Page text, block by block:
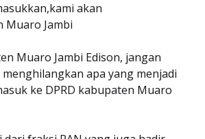
akan
Muaro Jambi
Muaro Jambi Edison, jangan
apa yang menjadi
ke DPRD kabupaten Muaro